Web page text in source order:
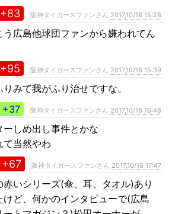
+83 阪神タイガースファンさん 2017,10/18 15:28
う広島他球団ファンから嫌われてん
+95 阪神タイガースファンさん 2017,10/18 15:39
りみて我がふり治せですな。
+37
阪神タイガースファンさん 2017,10/18 16:48
ーしめ出し事件とかな
て当然やわ
+67 阪神タイガースファンさん 2017,10/18 17:47
赤いシリーズ(傘、耳、タオル)あり
けど、何かのインタビューで(広島